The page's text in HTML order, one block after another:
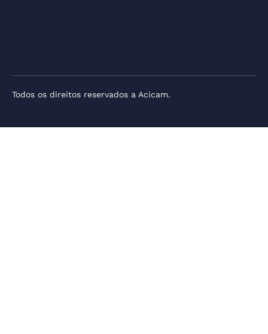
Todos os direitos reservados a Acicam.